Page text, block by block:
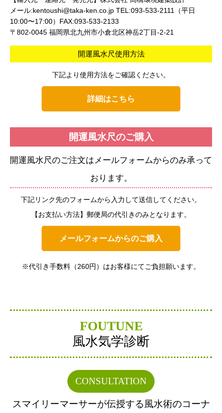
メール:kentoushi@taka-ken.co.jp TEL:093-533-2111（平日
10:00〜17:00）FAX:093-533-2133
〒802-0045 福岡県北九州市小倉北区神岳2丁目-2-21
開運風水尺使用方法
下記より使用方法をご確認ください。
詳細はこちら
開運風水尺のご購入
開運風水尺のご注文はメールフォームからのみ承って
おります。
下記リンク先のフォームから入力して送信してください。
【お支払い方法】郵便局の代引きのみとなります。
メールフォームからのご購入
※代引き手数料（260円）はお客様にてご負担願います。
FOUTUNE
風水気学診断
CONSULTATION
スマイリーマーサーが伝授する風水術のコーナ